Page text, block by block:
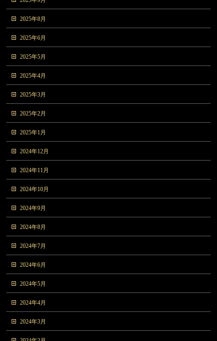
2025年8月
2025年6月
2025年5月
2025年4月
2025年3月
2025年2月
2025年1月
2024年12月
2024年11月
2024年10月
2024年9月
2024年8月
2024年7月
2024年6月
2024年5月
2024年4月
2024年3月